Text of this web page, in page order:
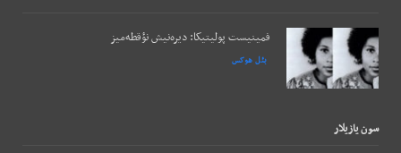
فمینیست پولیتیکا: دیره‌نیش نؤقطه‌میز
بئل هوکس
سون يازيلار